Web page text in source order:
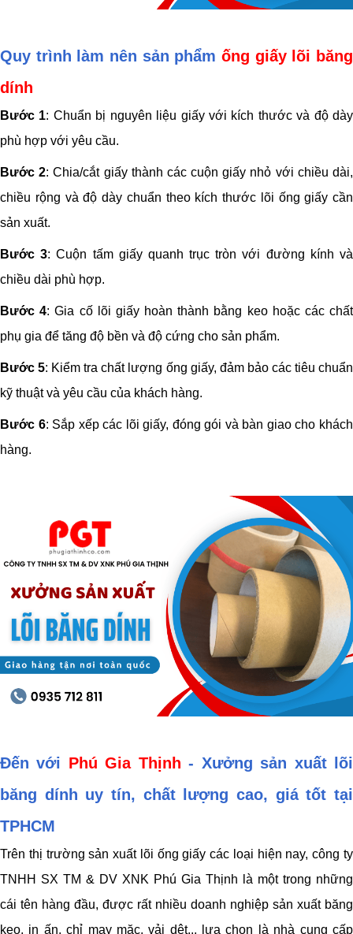
Quy trình làm nên sản phẩm ống giấy lõi băng
dính
Bước 1: Chuẩn bị nguyên liệu giấy với kích thước và độ dày
phù hợp với yêu cầu.
Bước 2: Chia/cắt giấy thành các cuộn giấy nhỏ với chiều dài,
chiều rộng và độ dày chuẩn theo kích thước lõi ống giấy cần
sản xuất.
Bước 3: Cuộn tấm giấy quanh trục tròn với đường kính và
chiều dài phù hợp.
Bước 4: Gia cố lõi giấy hoàn thành bằng keo hoặc các chất
phụ gia để tăng độ bền và độ cứng cho sản phẩm.
Bước 5: Kiểm tra chất lượng ống giấy, đảm bảo các tiêu chuẩn
kỹ thuật và yêu cầu của khách hàng.
Bước 6: Sắp xếp các lõi giấy, đóng gói và bàn giao cho khách
hàng.
Đến với Phú Gia Thịnh - Xưởng sản xuất lõi
băng dính uy tín, chất lượng cao, giá tốt tại
TPHCM
Trên thị trường sản xuất lõi ống giấy các loại hiện nay, công ty
TNHH SX TM & DV XNK Phú Gia Thịnh là một trong những
cái tên hàng đầu, được rất nhiều doanh nghiệp sản xuất băng
keo, in ấn, chỉ may mặc, vải dệt... lựa chọn là nhà cung cấp